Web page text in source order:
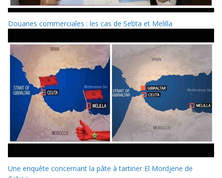
Douanes commerciales : les cas de Sebta et Melilla
Une enquête concernant la pâte à tartiner El Mordjene de